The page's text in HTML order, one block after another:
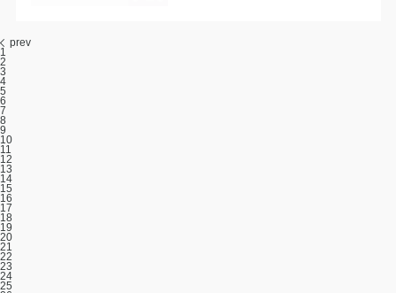
prev
1
2
3
4
5
6
7
8
9
10
11
12
13
14
15
16
17
18
19
20
21
22
23
24
25